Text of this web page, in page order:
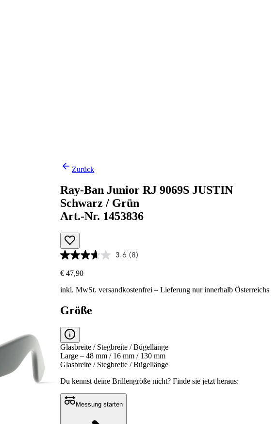
Zurück
Ray-Ban Junior RJ 9069S JUSTIN
Schwarz / Grün
Art.-Nr. 1453836
3.6 (8)
€ 47,90
inkl. MwSt.versandkostenfrei – Lieferung nur innerhalb Österreichs
Größe
Glasbreite / Stegbreite / Bügellänge
Large – 48 mm / 16 mm / 130 mm
Glasbreite / Stegbreite / Bügellänge
Du kennst deine Brillengröße nicht?Finde sie jetzt heraus:
Messung starten